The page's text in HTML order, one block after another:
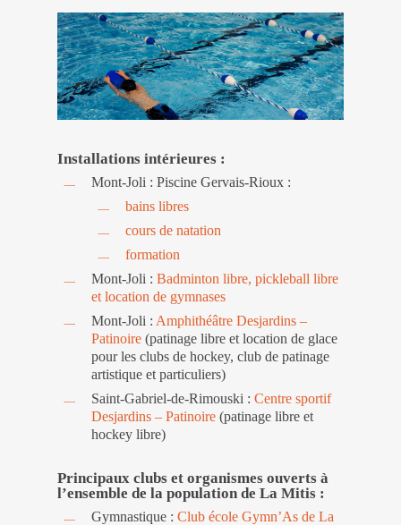
Installations intérieures :
Mont-Joli : Piscine Gervais-Rioux :
bains libres
cours de natation
formation
Mont-Joli :Badminton libre, pickleball libre
et location de gymnases
Mont-Joli : Amphithéâtre Desjardins –
Patinoire (patinage libre et location de glace
pour les clubs de hockey, club de patinage
artistique et particuliers)
Saint-Gabriel-de-Rimouski :Centre sportif
Desjardins – Patinoire (patinage libre et
hockey libre)
Principaux clubs et organismes ouverts à
l’ensemble de la population de La Mitis :
Gymnastique :Club école Gymn’As de La